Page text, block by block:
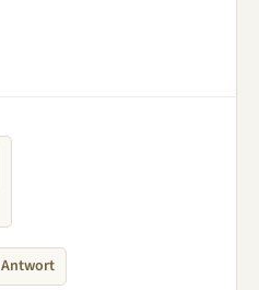
Antwort